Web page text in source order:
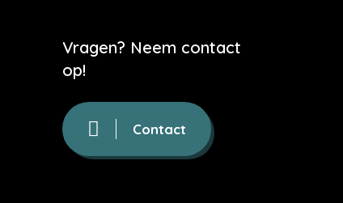
Vragen? Neem contact
op!
Contact